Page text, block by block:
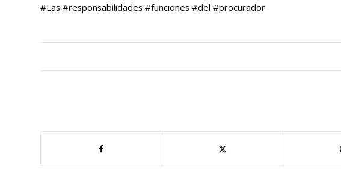
#Las #responsabilidades #funciones #del #procurador